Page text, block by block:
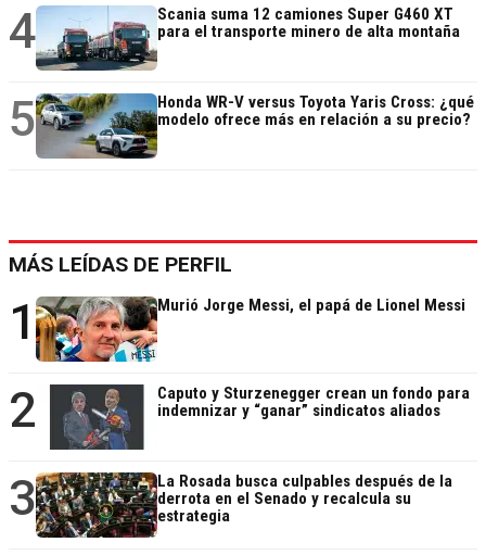
4
Scania suma 12 camiones Super G460 XT
para el transporte minero de alta montaña
5
Honda WR-V versus Toyota Yaris Cross: ¿qué
modelo ofrece más en relación a su precio?
MÁS LEÍDAS DE PERFIL
1 Murió Jorge Messi, el papá de Lionel Messi
2
Caputo y Sturzenegger crean un fondo para
indemnizar y “ganar” sindicatos aliados
3
La Rosada busca culpables después de la
derrota en el Senado y recalcula su
estrategia